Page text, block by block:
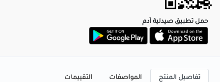
حمل تطبيق صيدلية آدم
تفاصيل المنتج المواصفات التقييمات